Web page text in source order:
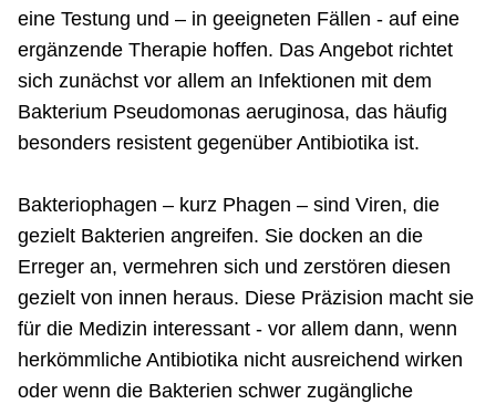
eine Testung und – in geeigneten Fällen - auf eine
ergänzende Therapie hoffen. Das Angebot richtet
sich zunächst vor allem an Infektionen mit dem
Bakterium Pseudomonas aeruginosa, das häufig
besonders resistent gegenüber Antibiotika ist.
Bakteriophagen – kurz Phagen – sind Viren, die
gezielt Bakterien angreifen. Sie docken an die
Erreger an, vermehren sich und zerstören diesen
gezielt von innen heraus. Diese Präzision macht sie
für die Medizin interessant - vor allem dann, wenn
herkömmliche Antibiotika nicht ausreichend wirken
oder wenn die Bakterien schwer zugängliche